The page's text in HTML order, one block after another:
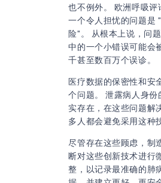
也不例外。 欧洲呼吸评
一个令人担忧的问题是
险"。 从根本上说，问
中的一个小错误可能会
千甚至数百万个误诊。
医疗数据的保密性和安
个问题。 泄露病人身份
实存在，在这些问题解
多人都会避免采用这种
尽管存在这些顾虑，制
断对这些创新技术进行
整，以记录最准确的肺